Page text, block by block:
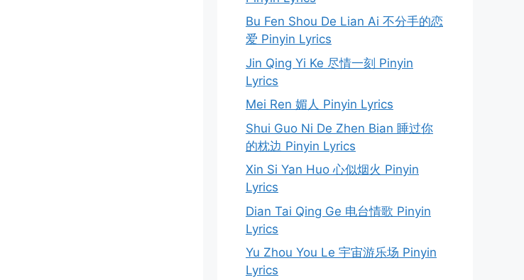
Bu Fen Shou De Lian Ai 不分手的恋
爱 Pinyin Lyrics
Jin Qing Yi Ke 尽情一刻 Pinyin
Lyrics
Mei Ren 媚人 Pinyin Lyrics
Shui Guo Ni De Zhen Bian 睡过你
的枕边 Pinyin Lyrics
Xin Si Yan Huo 心似烟火 Pinyin
Lyrics
Dian Tai Qing Ge 电台情歌 Pinyin
Lyrics
Yu Zhou You Le 宇宙游乐场 Pinyin
Lyrics